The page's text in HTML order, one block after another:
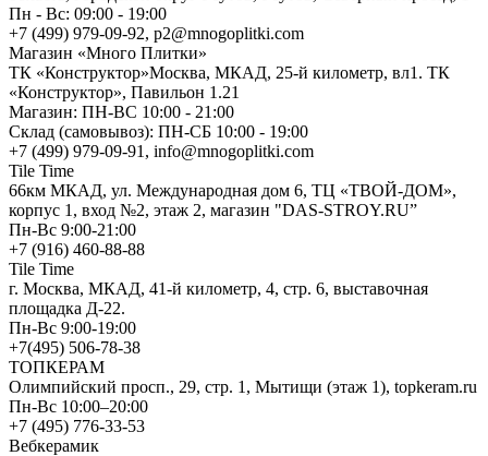
Пн - Вс: 09:00 - 19:00
+7 (499) 979-09-92, p2@mnogoplitki.com
Магазин «Много Плитки»
ТК «Конструктор»Москва, МКАД, 25-й километр, вл1. ТК
«Конструктор», Павильон 1.21
Магазин: ПН-ВС 10:00 - 21:00
Склад (самовывоз): ПН-СБ 10:00 - 19:00
+7 (499) 979-09-91, info@mnogoplitki.com
Tile Time
66км МКАД, ул. Международная дом 6, ТЦ «ТВОЙ-ДОМ»,
корпус 1, вход №2, этаж 2, магазин "DAS-STROY.RU”
Пн-Вс 9:00-21:00
+7 (916) 460-88-88
Tile Time
г. Москва, МКАД, 41-й километр, 4, стр. 6, выставочная
площадка Д-22.
Пн-Вс 9:00-19:00
+7(495) 506-78-38
ТОПКЕРАМ
Олимпийский просп., 29, стр. 1, Мытищи (этаж 1), topkeram.ru
Пн-Вс 10:00–20:00
+7 (495) 776-33-53
Вебкерамик